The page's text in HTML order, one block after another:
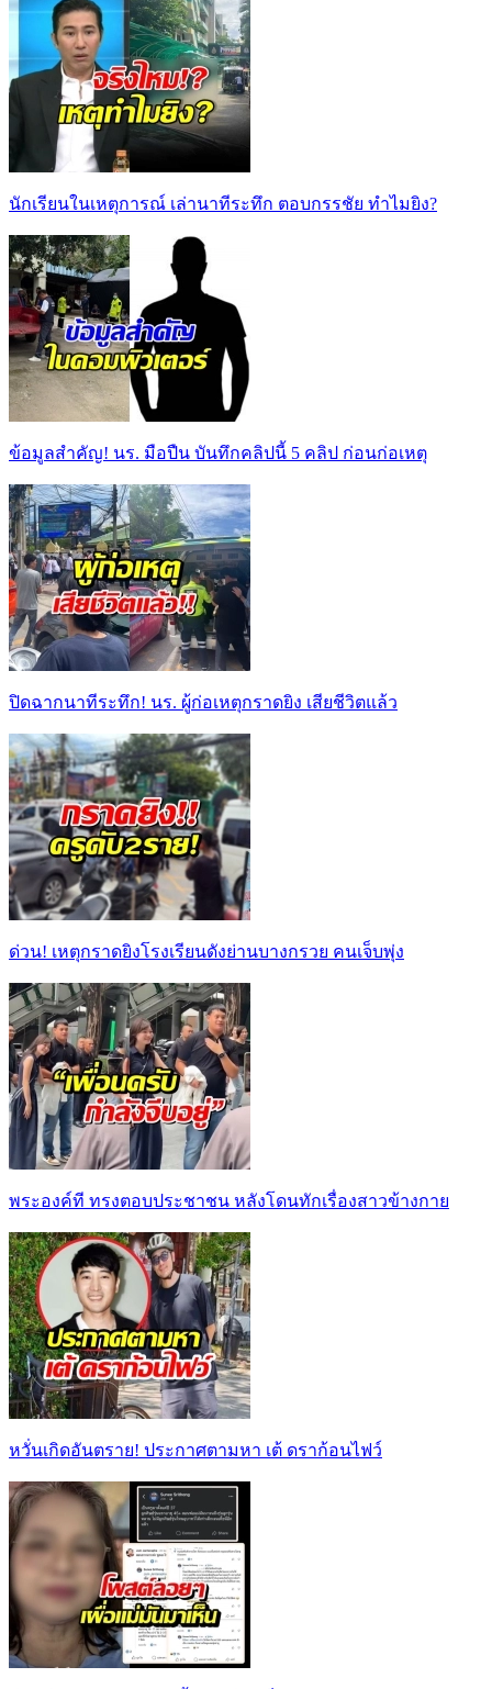
นักเรียนในเหตุการณ์ เล่านาทีระทึก ตอบกรรชัย ทำไมยิง?
ข้อมูลสำคัญ! นร. มือปืน บันทึกคลิปนี้ 5 คลิป ก่อนก่อเหตุ
ปิดฉากนาทีระทึก! นร. ผู้ก่อเหตุกราดยิง เสียชีวิตแล้ว
ด่วน! เหตุกราดยิงโรงเรียนดังย่านบางกรวย คนเจ็บพุ่ง
พระองค์ที ทรงตอบประชาชน หลังโดนทักเรื่องสาวข้างกาย
หวั่นเกิดอันตราย! ประกาศตามหา เต้ ดราก้อนไฟว์